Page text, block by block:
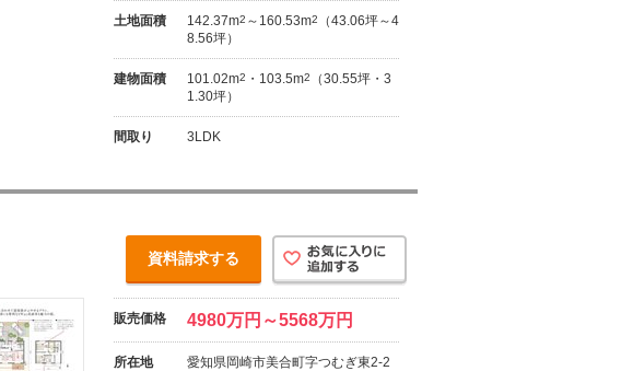
土地面積 142.37m2 ～160.53m2
（43.06坪～4
8.56坪）
建物面積 101.02m2 ・103.5m2
（30.55坪・3
1.30坪）
間取り 3LDK
資料請求する
販売価格 4980万円～5568万円
所在地
愛知県岡崎市美合町字つむぎ東2-2